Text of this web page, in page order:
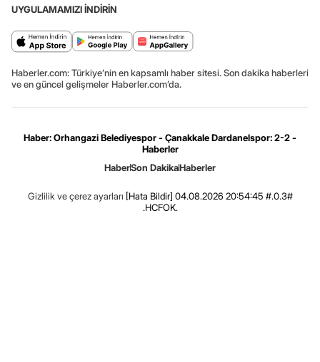
UYGULAMAMIZI İNDİRİN
Haberler.com: Türkiye’nin en kapsamlı haber sitesi. Son dakika haberleri
ve en güncel gelişmeler Haberler.com’da.
Haber: Orhangazi Belediyespor - Çanakkale Dardanelspor: 2-2 -
Haberler
HaberSon DakikaHaberler
Gizlilik ve çerez ayarları [Hata Bildir] 04.08.2026 20:54:45 #.0.3#
.HCFOK.